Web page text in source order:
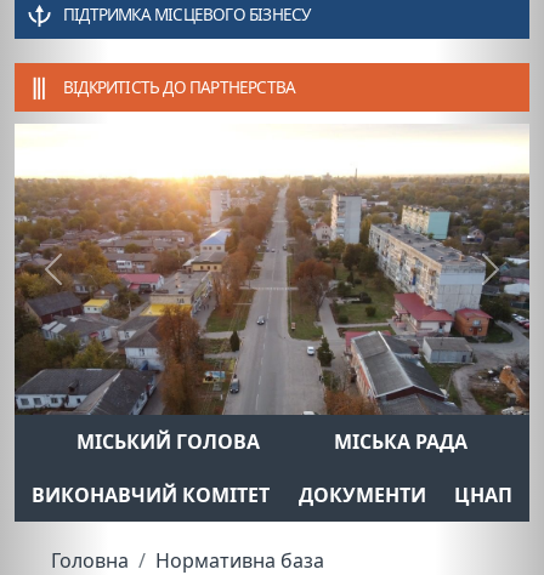
ПІДТРИМКА МІСЦЕВОГО БІЗНЕСУ
ВІДКРИТІСТЬ ДО ПАРТНЕРСТВА
Previous Next
МІСЬКИЙ ГОЛОВА
МІСЬКА РАДА
ВИКОНАВЧИЙ КОМІТЕТ
ДОКУМЕНТИ ЦНАП
Головна Нормативна база